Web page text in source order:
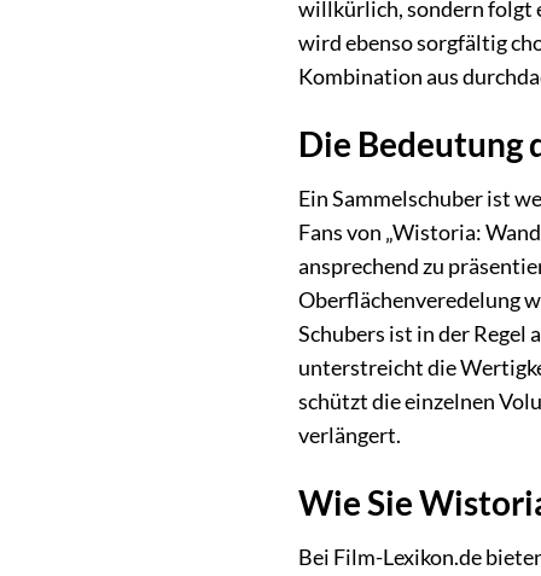
willkürlich, sondern folgt
wird ebenso sorgfältig
Kombination aus
Die Bedeutung
Ein Sammelschuber ist
Fans von „Wistoria:
ansprechend zu
Oberflächenveredelung
Schubers ist in der Regel
unterstreicht die
schützt die einzelnen
verlängert.
Wie Sie
Bei Film-Lexikon.de